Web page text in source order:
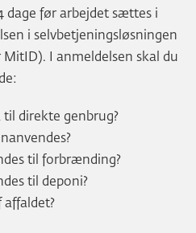
dage før arbejdet sættes i
i selvbetjeningsløsningen
I anmeldelsen skal du
til direkte genbrug?
til forbrænding?
til deponi?
affaldet?